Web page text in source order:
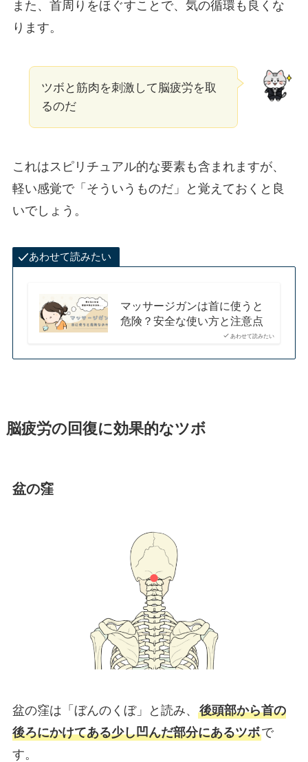
また、首周りをほぐすことで、気の循環も良くな
ります。
ツボと筋肉を刺激して脳疲労を取
るのだ
これはスピリチュアル的な要素も含まれますが、
軽い感覚で「そういうものだ」と覚えておくと良
いでしょう。
あわせて読みたい
あわせて読みたい
マッサージガンは首に使うと
危険？安全な使い方と注意点
脳疲労の回復に効果的なツボ
盆の窪
盆の窪は「ぼんのくぼ」と読み、 後頭部から首の
後ろにかけてある少し凹んだ部分にあるツボで
す。